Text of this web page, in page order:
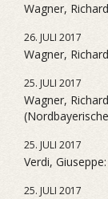
Wagner,
26. JULI 2017
Wagner,
25. JULI 2017
Wagner,
25. JULI 2017
Verdi,
25. JULI 2017